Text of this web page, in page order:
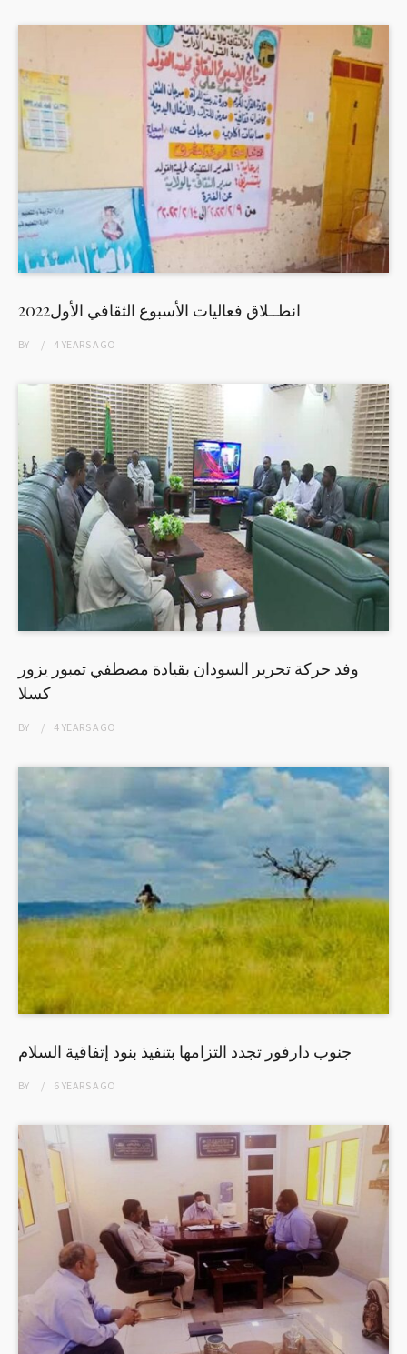
انطــلاق فعاليات الأسبوع الثقافي الأول2022
BY 4 YEARSAGO
وفد حركة تحرير السودان بقيادة مصطفي تمبور يزور
كسلا
BY 4 YEARSAGO
جنوب دارفور تجدد التزامها بتنفيذ بنود إتفاقية السلام
BY 6 YEARSAGO